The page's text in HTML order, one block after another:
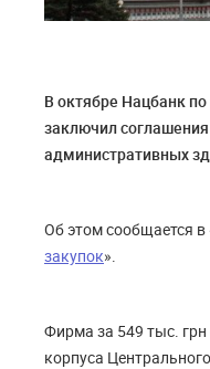
В октябре Нацбанк
заключил
административных
Об этом сообщается в
закупок».
Фирма за 549 тыс.
корпуса